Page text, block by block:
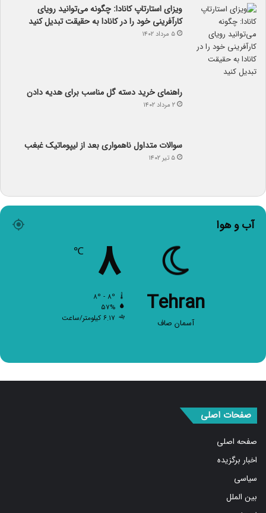
ویزای استارتاپ کانادا: چگونه می‌توانید رویای
کارآفرینی خود را در کانادا به حقیقت تبدیل کنید
۵ مرداد ۱۴۰۲
راهنمای خرید دسته گل مناسب برای هدیه دادن
۲ مرداد ۱۴۰۲
سوالات متداول ناهمواری بعد از لیپوماتیک غبغب
۵ تیر ۱۴۰۲
آب و هوا
Tehran
آسمان صاف
۸
۵۷%
۶.۱۷ کیلومتر/ساعت
صفحه اصلی
اخبار برگزیده
سیاسی
بین الملل
اجتماعی